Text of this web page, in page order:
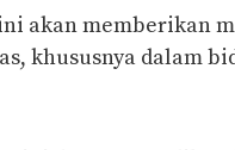
akan memberikan
khususnya dalam